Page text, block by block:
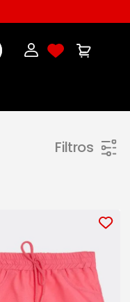
Filtros